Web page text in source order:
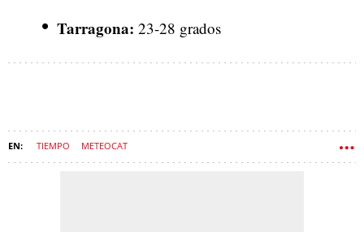
Tarragona: 23-28 grados
TIEMPO METEOCAT